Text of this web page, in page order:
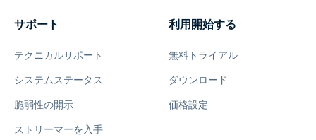
サポート
テクニカルサポート
システムステータス
脆弱性の開示
ストリーマーを入手
利用開始する
無料トライアル
ダウンロード
価格設定